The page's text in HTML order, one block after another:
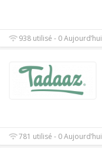
938 utilisé - 0 Aujourd’hui
781 utilisé - 0 Aujourd’hui